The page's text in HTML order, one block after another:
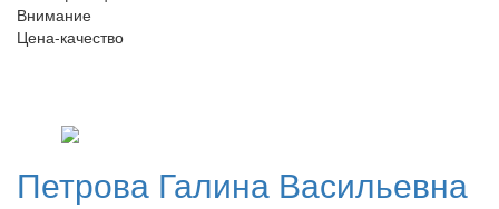
Внимание
Цена-качество
Петрова Галина Васильевна